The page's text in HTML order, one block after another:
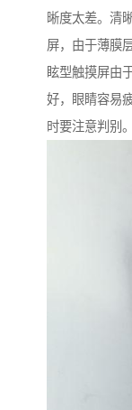
晰度太差。清
屏，由于薄膜
眩型触摸屏由
好，眼睛容易
时要注意判别。